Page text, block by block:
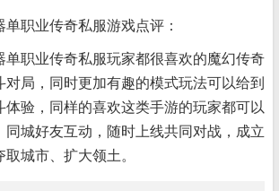
职业传奇私服游戏点评：
单职业传奇私服玩家都很喜欢的魔幻传奇
对局，同时更加有趣的模式玩法可以给到
体验，同样的喜欢这类手游的玩家都可以
同城好友互动，随时上线共同对战，成立
城市、扩大领土。